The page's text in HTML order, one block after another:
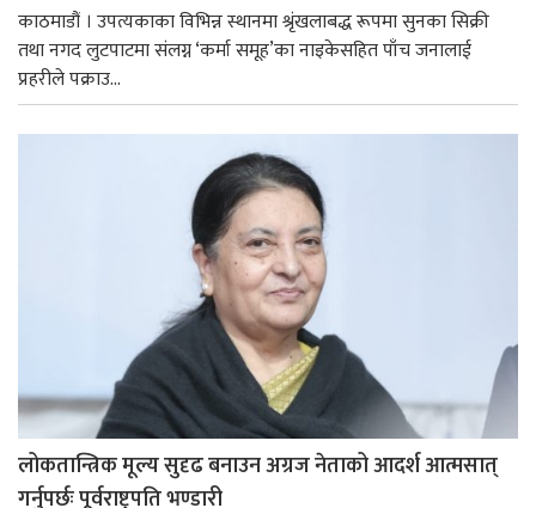
काठमाडौं । उपत्यकाका विभिन्न स्थानमा श्रृंखलाबद्ध रूपमा सुनका सिक्री
तथा नगद लुटपाटमा संलग्न ‘कर्मा समूह’का नाइकेसहित पाँच जनालाई
प्रहरीले पक्राउ...
लोकतान्त्रिक मूल्य सुदृढ बनाउन अग्रज नेताको आदर्श आत्मसात्
गर्नुपर्छः पूर्वराष्ट्रपति भण्डारी